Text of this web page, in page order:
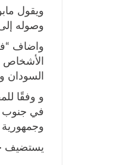
ويقول
وصوله
واضاف
الأشخاص
السودان
وجمهورية
يستضيف جنوب السودان أيضًا